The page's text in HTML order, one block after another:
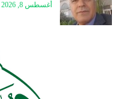
أغسطس 8, 2026